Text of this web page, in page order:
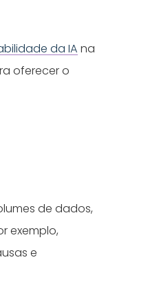
da IA na
oferecer o
de dados,
exemplo,
e